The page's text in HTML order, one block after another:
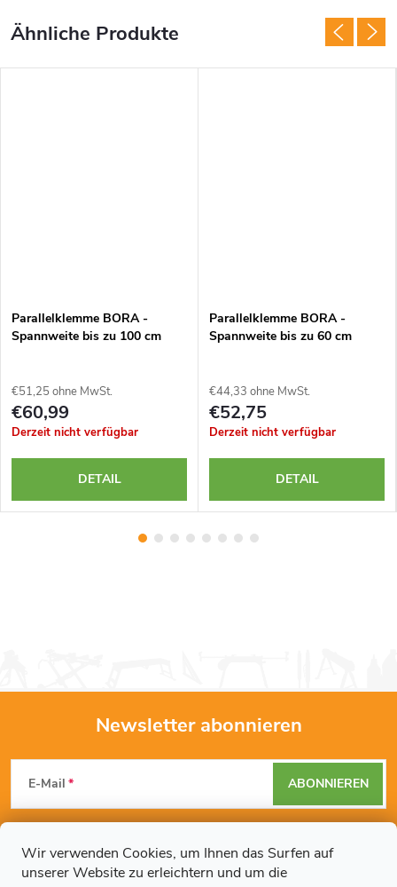
Wir verwenden Cookies, um Ihnen das Surfen auf
unserer Website zu erleichtern und um die
Parallelklemme BORA -
Spannweite bis zu 100 cm
€51,25 ohne MwSt.
€60,99
Derzeit nicht verfügbar
DETAIL
Parallelklemme BORA -
Spannweite bis zu 60 cm
€44,33 ohne MwSt.
€52,75
Derzeit nicht verfügbar
DETAIL
F
u
ß
Newsletter abonnieren
E-Mail
Mit der Eingabe Ihrer E-Mail-Adresse erklären Sie sich mit den
Datenschutzbestimmungen
einverstanden.
ABONNIEREN